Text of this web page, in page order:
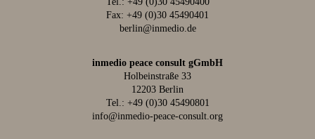
Fax: +49 (0)30 45490401
berlin@inmedio.de
inmedio peace consult gGmbH
Holbeinstraße 33
12203 Berlin
Tel.: +49 (0)30 45490801
info@inmedio-peace-consult.org